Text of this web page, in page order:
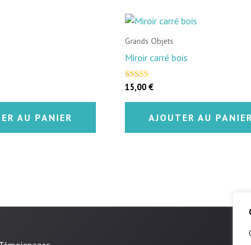
AU PANIER
Grands Objets
Miroir carré bois
Note
4.50
sur 5
15,00 €
AJOUTER AU PANIER